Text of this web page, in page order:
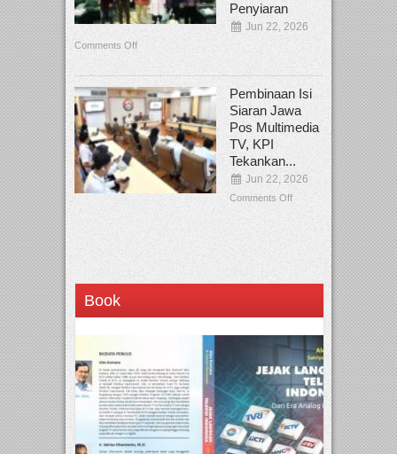
Penyiaran
Jun 22, 2026
Comments Off
Pembinaan Isi
Siaran Jawa
Pos Multimedia
TV, KPI
Tekankan...
Jun 22, 2026
Comments Off
Book